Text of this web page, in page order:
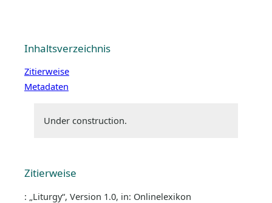
Inhaltsverzeichnis
Zitierweise
Metadaten
Under construction.
Zitierweise
: „Liturgy“, Version 1.0, in: Onlinelexikon